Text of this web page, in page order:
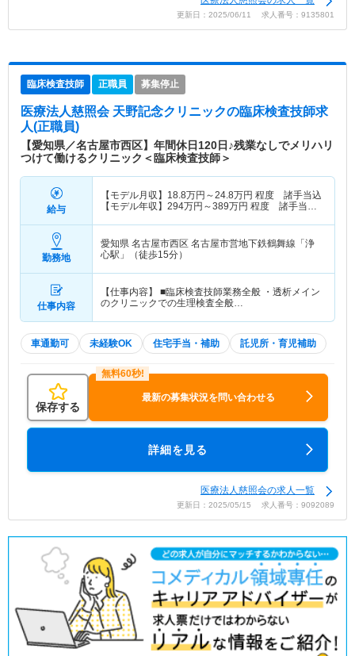
更新日：2025/06/11 求人番号：9135801
臨床検査技師 正職員 募集停止
医療法人慈照会 天野記念クリニックの臨床検査技師求
人(正職員)
【愛知県／名古屋市西区】年間休日120日♪残業なしでメリハリ
つけて働けるクリニック＜臨床検査技師＞
給与
【モデル月収】 18.8万円～24.8万円 程度 諸手当込
【モデル年収】 294万円～389万円 程度 諸手当・
勤務地
愛知県 名古屋市西区 名古屋市営地下鉄鶴舞線「浄
心駅」（徒歩15分）
仕事内容
【仕事内容】 ■臨床検査技師業務全般 ・透析メイン
のクリニックでの生理検査全般…
車通勤可 未経験OK 住宅手当・補助 託児所・育児補助
保存する
最新の募集状況を問い合わせる
詳細を見る
医療法人慈照会の求人一覧
更新日：2025/05/15 求人番号：9092089